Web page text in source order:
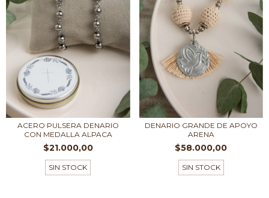
ACERO PULSERA DENARIO
CON MEDALLA ALPACA
$21.000,00
SIN STOCK
DENARIO GRANDE DE APOYO
ARENA
$58.000,00
SIN STOCK